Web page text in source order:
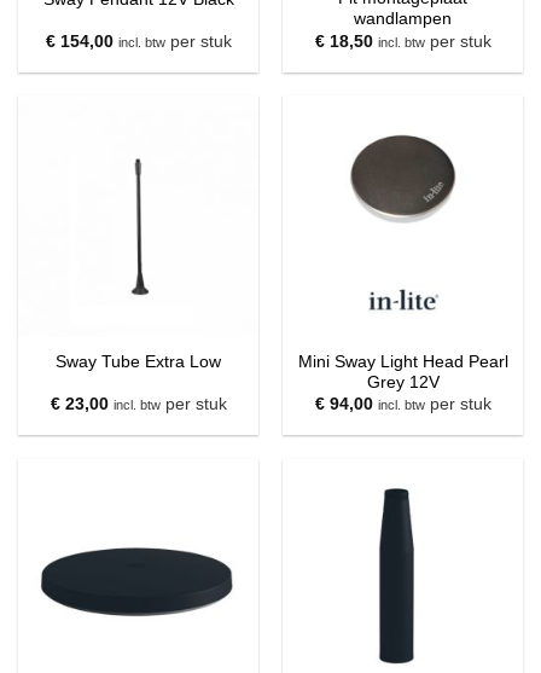
€154,00 incl. btwper stuk
wandlampen
€18,50 incl. btwper stuk
Sway Tube Extra Low
€23,00 incl. btwper stuk
Mini Sway Light Head Pearl
Grey 12V
€94,00 incl. btwper stuk